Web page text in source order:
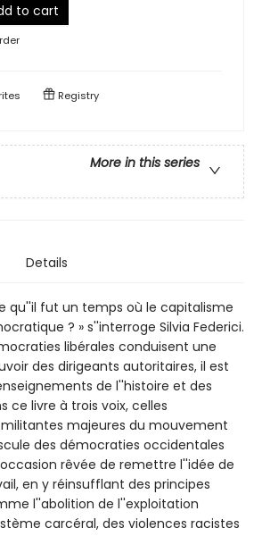
to cart
Registry
More in this series
Details
qu''il fut un temps où le capitalisme
? » s''interroge Silvia Federici.
libérales conduisent une
des dirigeants autoritaires, il est
de l''histoire et des
ce livre à trois voix, celles
majeures du mouvement
des démocraties occidentales
rêvée de remettre l''idée de
en y réinsufflant des principes
l''abolition de l''exploitation
carcéral, des violences racistes